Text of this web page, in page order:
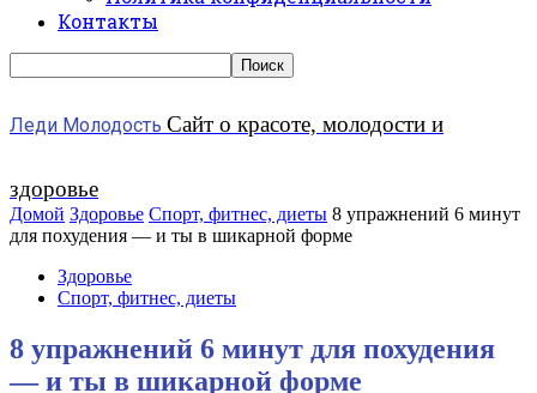
Контакты
Леди Молодость Сайт о красоте, молодости и
здоровье
Домой Здоровье Спорт, фитнес, диеты 8 упражнений 6 минут
для похудения — и ты в шикарной форме
Здоровье
Спорт, фитнес, диеты
8 упражнений 6 минут для похудения
— и ты в шикарной форме